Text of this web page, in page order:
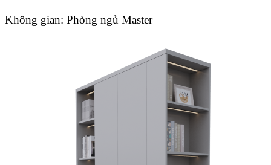
Không gian: Phòng ngủ Master